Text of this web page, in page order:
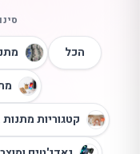
הכל
קטגוריות